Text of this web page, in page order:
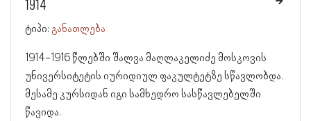
1914
ტიპი: განათლება
1914-1916 წლებში შალვა მაღლაკელიძე მოსკოვის
უნივერსიტეტის იურიდიულ ფაკულტეტზე სწავლობდა.
მესამე კურსიდან იგი სამხედრო სასწავლებელში
წავიდა.